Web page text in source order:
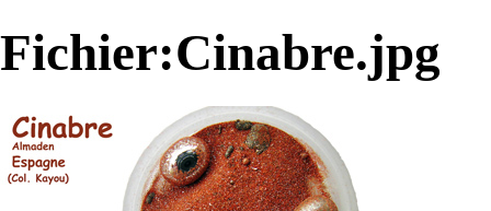
Fichier:Cinabre.jpg